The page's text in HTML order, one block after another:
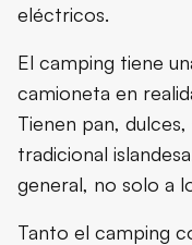
eléctricos.
El camping tiene
camioneta en
Tienen pan,
tradicional
general, no solo a
Tanto el camping